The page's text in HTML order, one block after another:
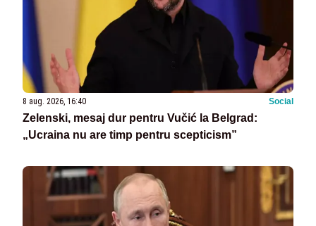
8 aug. 2026, 16:40 Social
Zelenski, mesaj dur pentru Vučić la Belgrad:
„Ucraina nu are timp pentru scepticism”